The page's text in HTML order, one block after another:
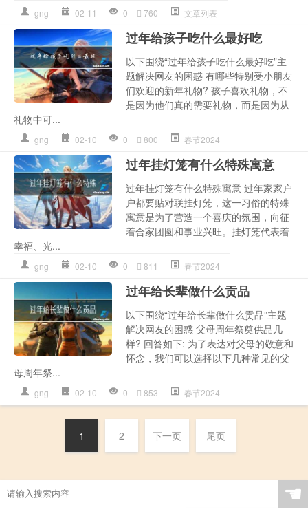
gng 02-11 0 760 文章列表
过年给孩子吃什么最好吃
以下围绕“过年给孩子吃什么最好吃”主
题解决网友的困惑 有哪些特别受小朋友
们欢迎的新年礼物? 孩子喜欢礼物，不
是因为他们真的需要礼物，而是因为从
礼物中可...
gng 02-10 0 800 春节2024
过年挂灯笼有什么特殊寓意
过年挂灯笼有什么特殊寓意 过年家家户
户都要贴对联挂灯笼，这一习俗的特殊
寓意是为了营造一个喜庆的氛围，向征
着合家团圆和事业兴旺。挂灯笼代表着
幸福、光...
gng 02-10 0 811 春节2024
过年给长辈做什么贡品
以下围绕“过年给长辈做什么贡品”主题
解决网友的困惑 父母周年祭奠供品几
样? 回答如下: 为了表达对父母的敬意和
怀念，我们可以选择以下几种常见的父
母周年祭...
gng 02-10 0 853 春节2024
1 2 下一页 尾页
☚